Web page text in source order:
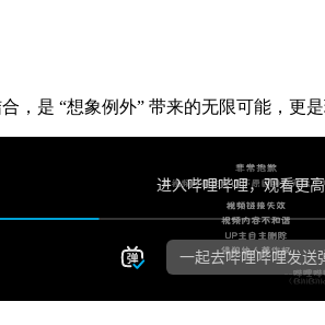
，是 “想象例外” 带来的无限可能，